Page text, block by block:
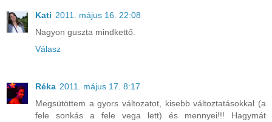
Kati 2011. május 16. 22:08
Nagyon guszta mindkettő.
Válasz
Réka 2011. május 17. 8:17
Megsütöttem a gyors változatot, kisebb változtatásokkal (a
fele sonkás a fele vega lett) és mennyei!!! Hagymát